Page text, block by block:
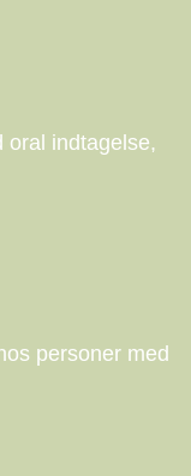
oral indtagelse,
personer med